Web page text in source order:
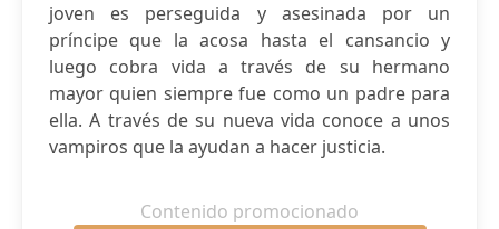
joven es perseguida y asesinada por un
príncipe que la acosa hasta el cansancio y
luego cobra vida a través de su hermano
mayor quien siempre fue como un padre para
ella. A través de su nueva vida conoce a unos
vampiros que la ayudan a hacer justicia.
Contenido promocionado